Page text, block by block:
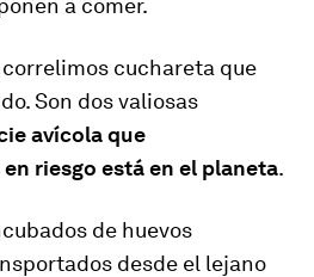
a comer.
cuchareta que
Son dos valiosas
avícola que
riesgo está en el planeta.
de huevos
desde el lejano